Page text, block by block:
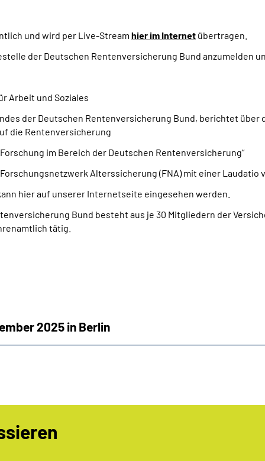
und wird per Live-Stream hier im Internet übertragen.
der Deutschen Rentenversicherung Bund anzumelden
Arbeit und Soziales
der Deutschen Rentenversicherung Bund, berichtet
die Rentenversicherung
im Bereich der Deutschen Rentenversicherung“
Alterssicherung (FNA) mit einer Laudatio
hier auf unserer Internetseite eingesehen werden.
Bund besteht aus je 30 Mitgliedern der
tätig.
2025 in Berlin